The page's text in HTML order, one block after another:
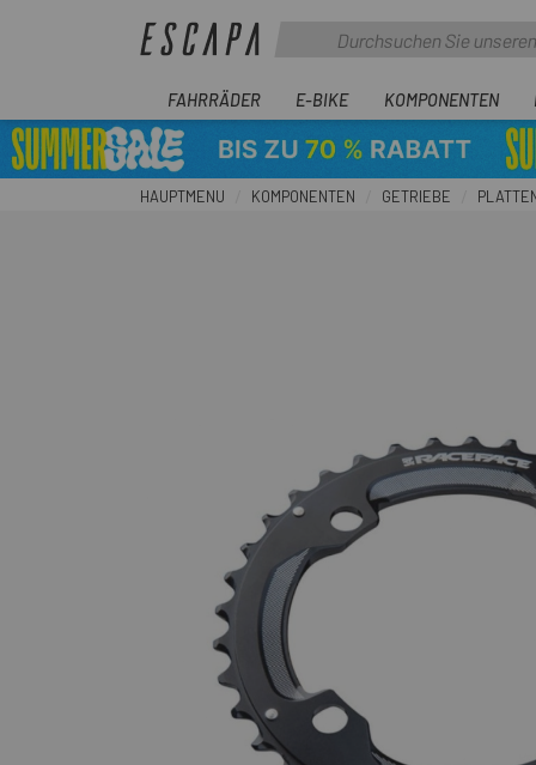
FAHRRÄDER E-BIKE KOMPONENTEN
HAUPTMENU KOMPONENTEN GETRIEBE